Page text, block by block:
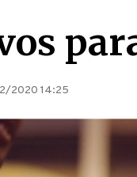
2020 14:25